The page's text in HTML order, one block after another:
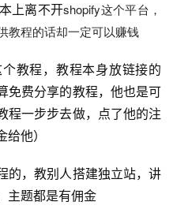
上离不开shopify这个平台，
教程的话却一定可以赚钱
教程，教程本身放链接的
免费分享的教程，他也是可
程一步步去做，点了他的注
他）
的，教别人搭建独立站，讲
主题都是有佣金